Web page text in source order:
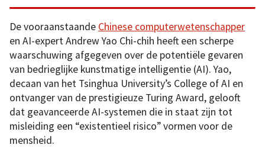
De vooraanstaande Chinese computerwetenschapper
en AI-expert Andrew Yao Chi-chih heeft een scherpe
waarschuwing afgegeven over de potentiële gevaren
van bedrieglijke kunstmatige intelligentie (AI). Yao,
decaan van het Tsinghua University’s College of AI en
ontvanger van de prestigieuze Turing Award, gelooft
dat geavanceerde AI-systemen die in staat zijn tot
misleiding een “existentieel risico” vormen voor de
mensheid.